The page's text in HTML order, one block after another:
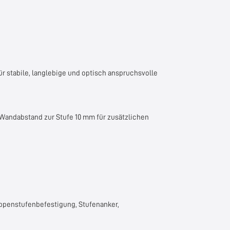
stabile, langlebige und optisch anspruchsvolle
zur Stufe 10 mm für zusätzlichen
Stufenanker,